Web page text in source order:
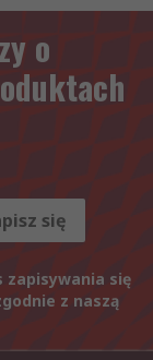
o
się
zapisywania się
z naszą